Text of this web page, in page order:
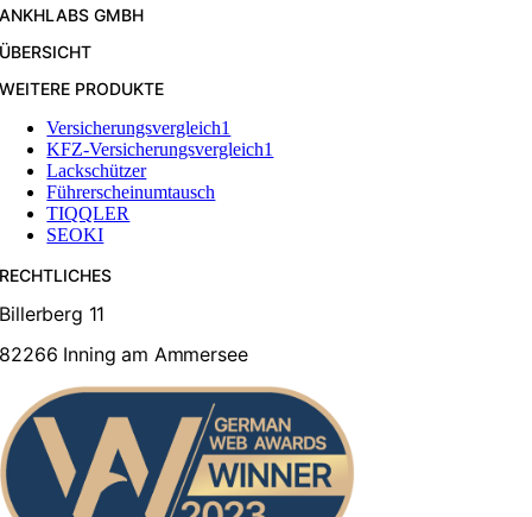
ANKHLABS GMBH
ÜBERSICHT
WEITERE PRODUKTE
Versicherungsvergleich1
KFZ-Versicherungsvergleich1
Lackschützer
Führerscheinumtausch
TIQQLER
SEOKI
RECHTLICHES
Billerberg 11
82266 Inning am Ammersee